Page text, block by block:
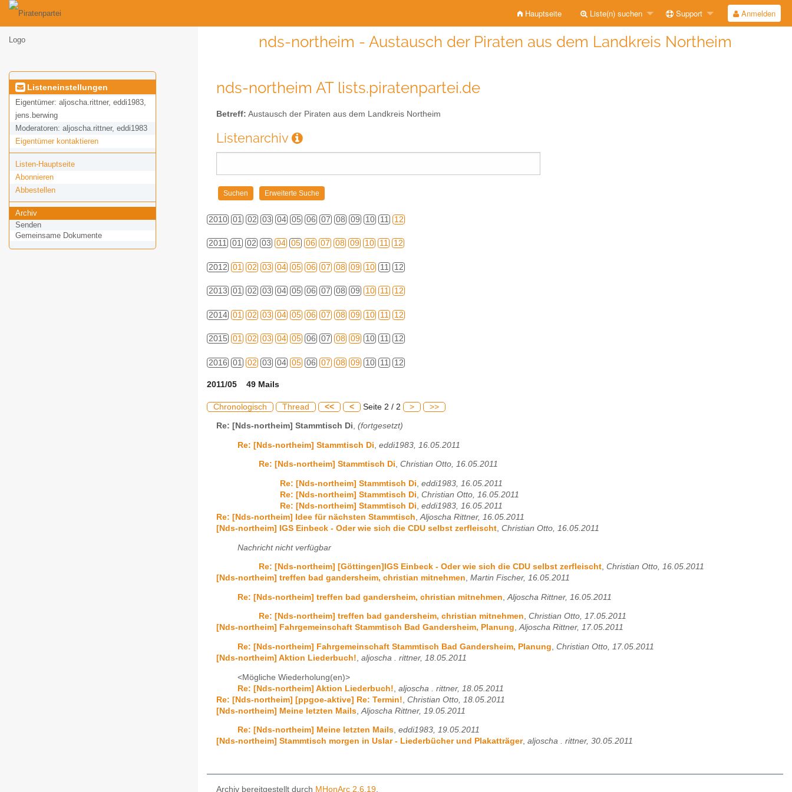
Hauptseite Liste(n) suchen Support Anmelden
nds-northeim - Austausch der Piraten aus dem Landkreis Northeim
Listeneinstellungen
Eigentümer: aljoscha.rittner, eddi1983,
jens.berwing
Moderatoren: aljoscha.rittner, eddi1983
Eigentümer kontaktieren
Listen-Hauptseite
Abonnieren
Abbestellen
Archiv
Senden
Gemeinsame Dokumente
nds-northeim AT lists.piratenpartei.de
Betreff: Austausch der Piraten aus dem Landkreis Northeim
Listenarchiv
2010 01 02 03 04 05 06 07 08 09 10 11 12
2011 01 02 03 04 05 06 07 08 09 10 11 12
2012 01 02 03 04 05 06 07 08 09 10 11 12
2013 01 02 03 04 05 06 07 08 09 10 11 12
2014 01 02 03 04 05 06 07 08 09 10 11 12
2015 01 02 03 04 05 06 07 08 09 10 11 12
2016 01 02 03 04 05 06 07 08 09 10 11 12
2011/05 49 Mails
Chronologisch Thread << < Seite 2 / 2 > >>
Re: [Nds-northeim] Stammtisch Di, (fortgesetzt)
Re: [Nds-northeim] Stammtisch Di eddi1983, 16.05.2011
Re: [Nds-northeim] Stammtisch Di, Christian Otto, 16.05.2011
Re: [Nds-northeim] Stammtisch Di, eddi1983, 16.05.2011
Re: [Nds-northeim] Stammtisch Di, Christian Otto, 16.05.2011
Re: [Nds-northeim] Stammtisch Di, eddi1983, 16.05.2011
Re: [Nds-northeim] Idee für nächsten Stammtisch,Aljoscha Rittner, 16.05.2011
[Nds-northeim] IGS Einbeck - Oder wie sich die CDU selbst zerfleischt, Christian Otto, 16.05.2011
Nachricht nicht verfügbar
Re: [Nds-northeim] [Göttingen]IGS Einbeck - Oder wie sich die CDU selbst zerfleischt, Christian Otto, 16.05.2011
[Nds-northeim] treffen bad gandersheim, christian mitnehmen, Martin Fischer, 16.05.2011
Re: [Nds-northeim] treffen bad gandersheim, christian mitnehmen Aljoscha Rittner, 16.05.2011
Re: [Nds-northeim] treffen bad gandersheim, christian mitnehmen, Christian Otto, 17.05.2011
[Nds-northeim] Fahrgemeinschaft Stammtisch Bad Gandersheim, Planung,Aljoscha Rittner, 17.05.2011
Re: [Nds-northeim] Fahrgemeinschaft Stammtisch Bad Gandersheim, Planung, Christian Otto, 17.05.2011
[Nds-northeim] Aktion Liederbuch!, aljoscha . rittner, 18.05.2011
<Mögliche Wiederholung(en)>
Re: [Nds-northeim] Aktion Liederbuch! aljoscha . rittner, 18.05.2011
Re: [Nds-northeim] [ppgoe-aktive] Re: Termin! Christian Otto, 18.05.2011
[Nds-northeim] Meine letzten Mails Aljoscha Rittner, 19.05.2011
Re: [Nds-northeim] Meine letzten Mails, eddi1983, 19.05.2011
[Nds-northeim] Stammtisch morgen in Uslar - Liederbücher und Plakatträger, aljoscha . rittner, 30.05.2011
Archiv bereitgestellt durch MHonArc 2.6.19